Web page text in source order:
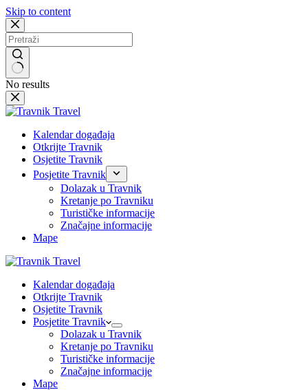
Skip to content
No results
Kalendar događaja
Otkrijte Travnik
Osjetite Travnik
Posjetite Travnik
Dolazak u Travnik
Kretanje po Travniku
Turističke informacije
Značajne informacije
Mape
Kalendar događaja
Otkrijte Travnik
Osjetite Travnik
Posjetite Travnik
Dolazak u Travnik
Kretanje po Travniku
Turističke informacije
Značajne informacije
Mape